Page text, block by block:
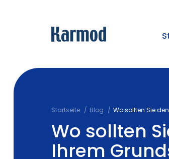
Startseite Blog Wo sollten Sie
Wo sollten
Ihrem